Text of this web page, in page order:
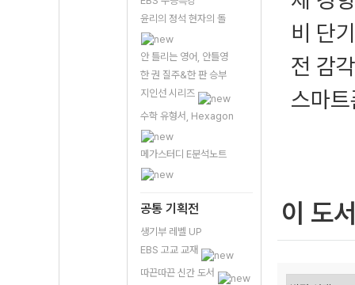
윤리의 정석 현자의 돌
안 틀리는 영어, 안틀영
한 권 질주&한 판 승부
지인선 시리즈
수학 유형서, Hexagon
메가스터디 E분석노트
공통 기획전
생기부 레벨 UP
EBS 고교 교재
따끈따끈 신간 도서
비 단
전 감
스마
이 도